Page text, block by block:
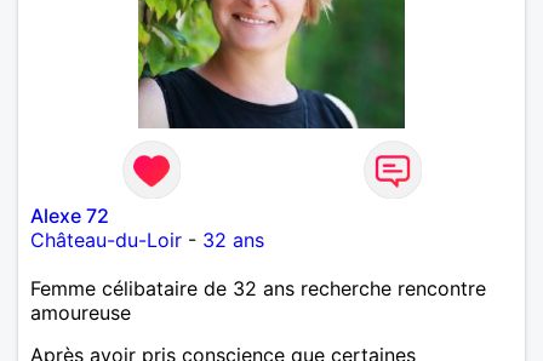
Alexe 72
Château-du-Loir - 32 ans
Femme célibataire de 32 ans recherche rencontre
amoureuse
Après avoir pris conscience que certaines